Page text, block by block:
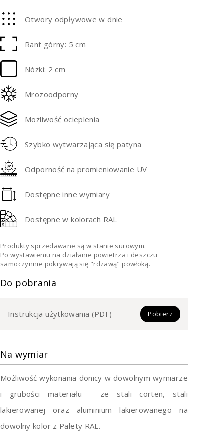
Otwory odpływowe w dnie
Rant górny: 5 cm
Nóżki: 2 cm
Mrozoodporny
Możliwość ocieplenia
Szybko wytwarzająca się patyna
Odporność na promieniowanie UV
Dostępne inne wymiary
Dostępne w kolorach RAL
Produkty sprzedawane są w stanie surowym.
Po wystawieniu na działanie powietrza i deszczu
samoczynnie pokrywają się "rdzawą" powłoką.
Do pobrania
Instrukcja użytkowania (PDF) Pobierz
Na wymiar
Możliwość wykonania donicy w dowolnym wymiarze
i grubości materiału - ze stali corten, stali
lakierowanej oraz aluminium lakierowanego na
dowolny kolor z Palety RAL.